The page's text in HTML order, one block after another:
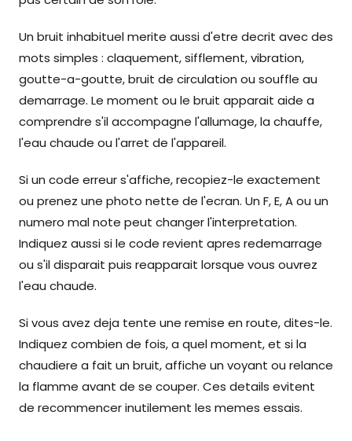
Un bruit inhabituel merite aussi d'etre decrit avec des
mots simples : claquement, sifflement, vibration,
goutte-a-goutte, bruit de circulation ou souffle au
demarrage. Le moment ou le bruit apparait aide a
comprendre s'il accompagne l'allumage, la chauffe,
l'eau chaude ou l'arret de l'appareil.
Si un code erreur s'affiche, recopiez-le exactement
ou prenez une photo nette de l'ecran. Un F, E, A ou un
numero mal note peut changer l'interpretation.
Indiquez aussi si le code revient apres redemarrage
ou s'il disparait puis reapparait lorsque vous ouvrez
l'eau chaude.
Si vous avez deja tente une remise en route, dites-le.
Indiquez combien de fois, a quel moment, et si la
chaudiere a fait un bruit, affiche un voyant ou relance
la flamme avant de se couper. Ces details evitent
de recommencer inutilement les memes essais.